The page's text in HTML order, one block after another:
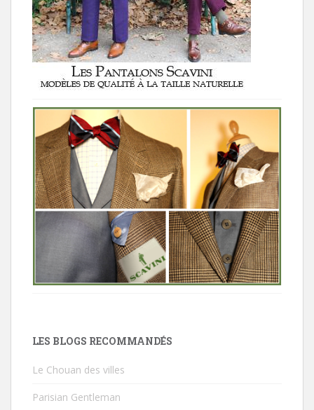
LES BLOGS RECOMMANDÉS
Le Chouan des villes
Parisian Gentleman